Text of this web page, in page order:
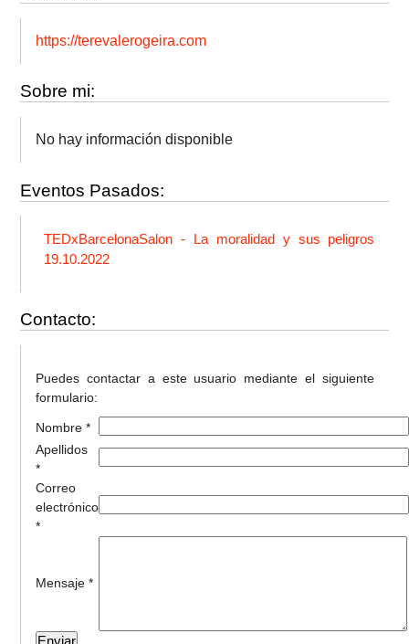
https://terevalerogeira.com
Sobre mi:
No hay información disponible
Eventos Pasados:
TEDxBarcelonaSalon - La moralidad y sus peligros
19.10.2022
Contacto:
Puedes contactar a este usuario mediante el siguiente
formulario:
Nombre *
Apellidos
*
Correo
electrónico
*
Mensaje *